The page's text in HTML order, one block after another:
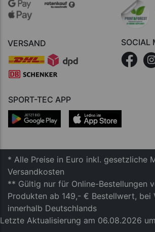
VERSAND SOCIAL
SPORT-TEC APP
* Alle Preise in Euro inkl. gesetzliche
Versandkosten
** Gültig nur für Online-Bestellungen
Produkten ab 149,- € Bestellwert, bei
innerhalb Deutschlands
Letzte Aktualisierung am 06.08.2026